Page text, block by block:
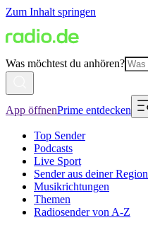
Zum Inhalt springen
Was möchtest du anhören?
App öffnenPrime entdecken
Top Sender
Podcasts
Live Sport
Sender aus deiner Region
Musikrichtungen
Themen
Radiosender von A-Z